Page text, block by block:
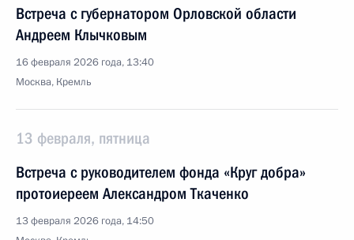
Встреча с губернатором Орловской области
Андреем Клычковым
16 февраля 2026 года, 13:40
Москва, Кремль
13 февраля, пятница
Встреча с руководителем фонда «Круг добра»
протоиереем Александром Ткаченко
13 февраля 2026 года, 14:50